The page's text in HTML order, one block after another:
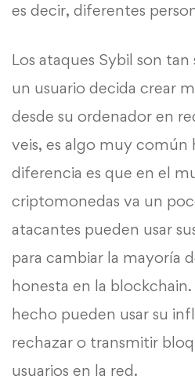
es decir, diferentes
Los ataques Sybil son
un usuario decida crear
desde su ordenador en
veis, es algo muy común
diferencia es que en el
criptomonedas va un
atacantes pueden usar
para cambiar la mayoría
honesta en la
hecho pueden usar su
rechazar o transmitir
usuarios en la red.